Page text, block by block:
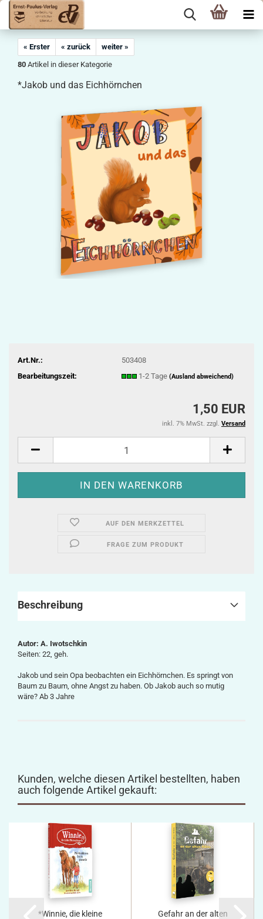
« Erster « zurück
weiter »
80 Artikel in dieser Kategorie
*Jakob und das Eichhörnchen
Art.Nr.:
503408
Bearbeitungszeit:
1-2 Tage (Ausland abweichend)
1,50 EUR
inkl. 7% MwSt. zzgl. Versand
AUF DEN MERKZETTEL
FRAGE ZUM PRODUKT
Beschreibung
Autor: A. Iwotschkin
Seiten: 22, geh.
Jakob und sein Opa beobachten ein Eichhörnchen. Es springt von
Baum zu Baum, ohne Angst zu haben. Ob Jakob auch so mutig
wäre? Ab 3 Jahre
Kunden, welche diesen Artikel bestellten, haben
auch folgende Artikel gekauft:
*Winnie, die kleine
Gefahr an der alten